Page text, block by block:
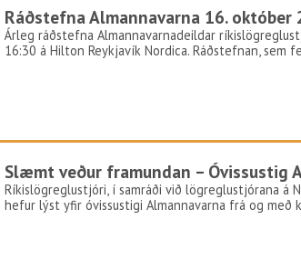
Ráðstefna Almannavarna 16. október
Árleg ráðstefna Almannavarnadeildar
16:30 á Hilton Reykjavík Nordica. Ráðstefnan, sem
Slæmt veður framundan – Óvissustig
Ríkislögreglustjóri, í samráði við lögreglustjórana á
hefur lýst yfir óvissustigi Almannavarna frá og með